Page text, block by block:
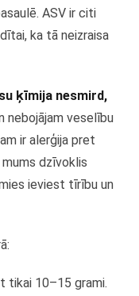
ASV ir citi
ka tā neizraisa
ķīmija nesmird,
nebojājam veselību
ir alerģija pret
dzīvoklis
ieviest tīrību un
tikai 10–15 grami.